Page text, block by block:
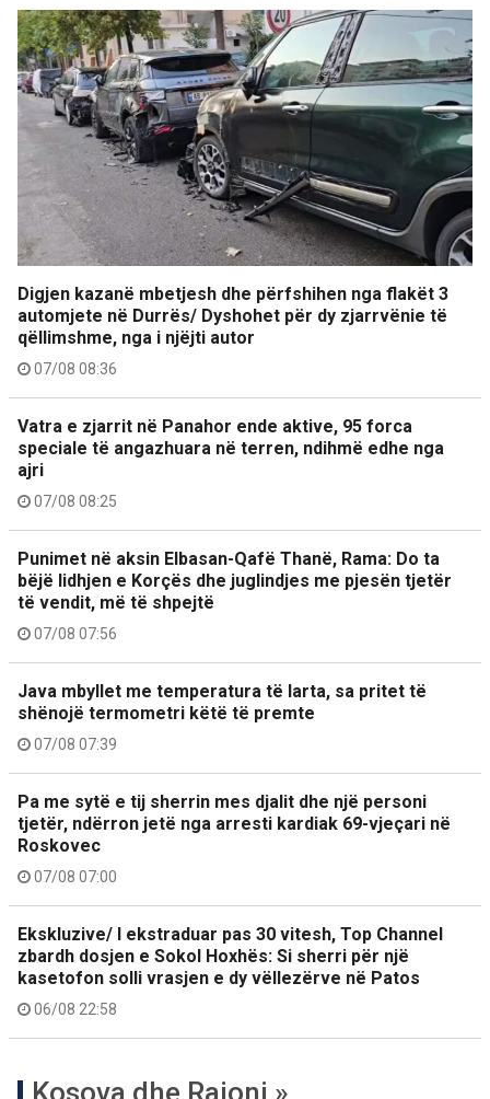
Digjen kazanë mbetjesh dhe përfshihen nga flakët 3
automjete në Durrës/ Dyshohet për dy zjarrvënie të
qëllimshme, nga i njëjti autor
07/08 08:36
Vatra e zjarrit në Panahor ende aktive, 95 forca
speciale të angazhuara në terren, ndihmë edhe nga
ajri
07/08 08:25
Punimet në aksin Elbasan-Qafë Thanë, Rama: Do ta
bëjë lidhjen e Korçës dhe juglindjes me pjesën tjetër
të vendit, më të shpejtë
07/08 07:56
Java mbyllet me temperatura të larta, sa pritet të
shënojë termometri këtë të premte
07/08 07:39
Pa me sytë e tij sherrin mes djalit dhe një personi
tjetër, ndërron jetë nga arresti kardiak 69-vjeçari në
Roskovec
07/08 07:00
Ekskluzive/ I ekstraduar pas 30 vitesh, Top Channel
zbardh dosjen e Sokol Hoxhës: Si sherri për një
kasetofon solli vrasjen e dy vëllezërve në Patos
06/08 22:58
Kosova dhe Rajoni »